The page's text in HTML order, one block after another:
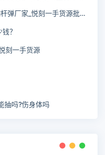
厂家_悦刻一手货源批发网站
？
刻一手货源
抽吗?伤身体吗